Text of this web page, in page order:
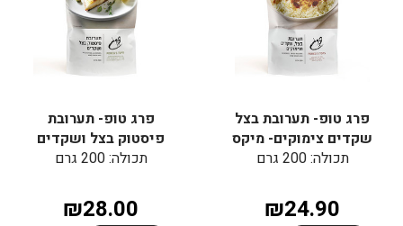
פרג טופ- תערובת בצל
שקדים צימוקים- מיקס
תכולה: 200 גרם
₪24.90
פרג טופ- תערובת
פיסטוק בצל ושקדים
תכולה: 200 גרם
₪28.00